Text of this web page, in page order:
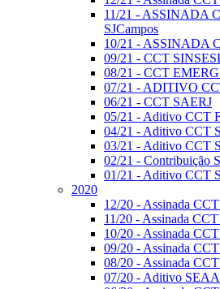
11/21 - ASSINADA
SJCampos
10/21 - ASSINADA
09/21 - CCT
08/21 - CCT
07/21 - ADITIVO
06/21 - CCT SAERJ
05/21 - Aditivo CCT
04/21 - Aditivo CCT
03/21 - Aditivo CCT
02/21 - Contribuição
01/21 - Aditivo CCT
2020
12/20 - Assinada
11/20 - Assinada
10/20 - Assinada
09/20 - Assinada
08/20 - Assinada
07/20 - Aditivo